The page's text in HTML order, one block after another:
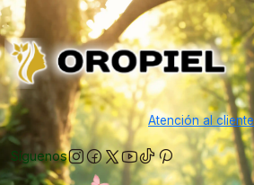
Atención al cliente
Síguenos